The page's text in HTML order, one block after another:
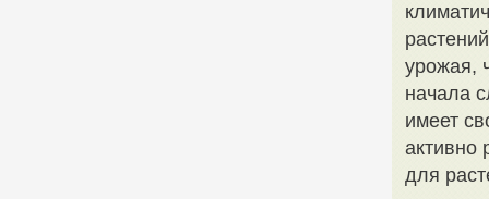
урожая,
начала
имеет
активно
для